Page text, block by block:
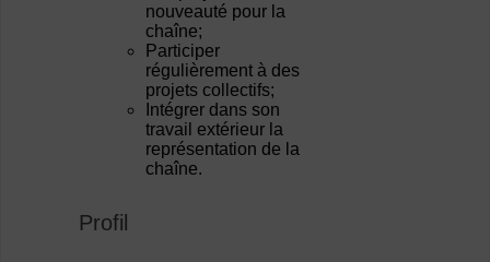
nouveauté pour la
chaîne;
Participer
régulièrement à des
projets collectifs;
Intégrer dans son
travail extérieur la
représentation de la
chaîne.
Profil